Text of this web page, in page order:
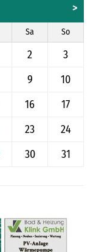
>
Sa So
2
3
9
10
16
17
23
24
30 31